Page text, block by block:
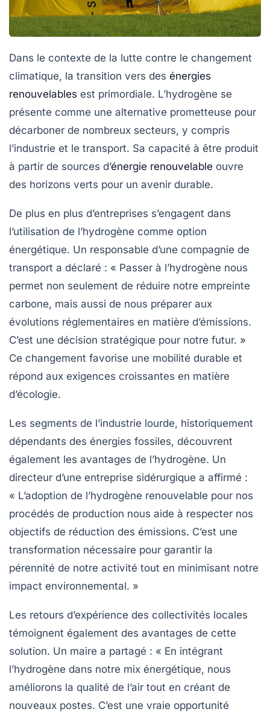
Dans le contexte de la lutte contre le changement
climatique, la transition vers des énergies
renouvelables est primordiale. L’hydrogène se
présente comme une alternative prometteuse pour
décarboner de nombreux secteurs, y compris
l’industrie et le transport. Sa capacité à être produit
à partir de sources d’énergie renouvelable ouvre
des horizons verts pour un avenir durable.
De plus en plus d’entreprises s’engagent dans
l’utilisation de l’hydrogène comme option
énergétique. Un responsable d’une compagnie de
transport a déclaré : « Passer à l’hydrogène nous
permet non seulement de réduire notre empreinte
carbone, mais aussi de nous préparer aux
évolutions réglementaires en matière d’émissions.
C’est une décision stratégique pour notre futur. »
Ce changement favorise une mobilité durable et
répond aux exigences croissantes en matière
d’écologie.
Les segments de l’industrie lourde, historiquement
dépendants des énergies fossiles, découvrent
également les avantages de l’hydrogène. Un
directeur d’une entreprise sidérurgique a affirmé :
« L’adoption de l’hydrogène renouvelable pour nos
procédés de production nous aide à respecter nos
objectifs de réduction des émissions. C’est une
transformation nécessaire pour garantir la
pérennité de notre activité tout en minimisant notre
impact environnemental. »
Les retours d’expérience des collectivités locales
témoignent également des avantages de cette
solution. Un maire a partagé : « En intégrant
l’hydrogène dans notre mix énergétique, nous
améliorons la qualité de l’air tout en créant de
nouveaux postes. C’est une vraie opportunité